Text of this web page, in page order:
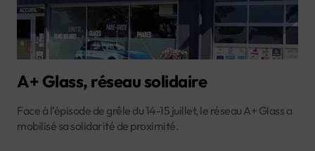
A+ Glass, réseau solidaire
Face à l’épisode de grêle du 14-15 juillet, le réseau A+ Glass a
mobilisé sa solidarité de proximité.